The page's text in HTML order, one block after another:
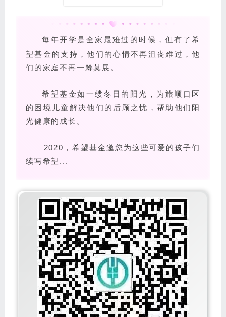
每年开学是全家最难过的时候，但有了希
望基金的支持，他们的心情不再沮丧难过，他
们的家庭不再一筹莫展。
希望基金如一缕冬日的阳光，为旅顺口区
的困境儿童解决他们的后顾之忧，帮助他们阳
光健康的成长。
2020，希望基金邀您为这些可爱的孩子们
续写希望...